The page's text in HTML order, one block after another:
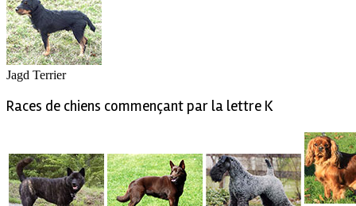
Jagd Terrier
Races de chiens commençant par la lettre K